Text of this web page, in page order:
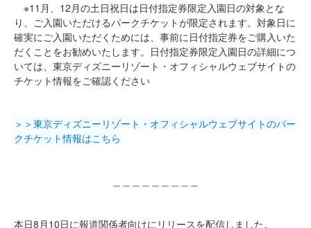
※11月、12月の土日祝日は日付指定券限定入園日の対象とな
り、ご入園いただけるパークチケットが限定されます。対象日に
確実にご入園いただくためには、事前に日付指定券をご購入いた
だくことをお勧めいたします。日付指定券限定入園日の詳細につ
いては、東京ディズニーリゾート・オフィシャルウェブサイトの
チケット情報をご確認ください
＞＞東京ディズニーリゾート・オフィシャルウェブサイトのパー
クチケット情報はこちら
本日8月10日に報道関係者向けにリリースを配信しました。